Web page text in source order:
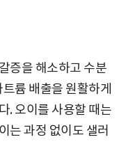
증을 해소하고 수분
륨 배출을 원활하게
. 오이를 사용할 때는
는 과정 없이도 샐러